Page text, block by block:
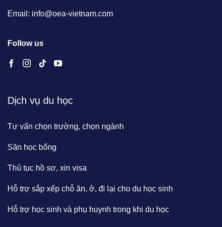
Email: info@oea-vietnam.com
Follow us
Dịch vụ du học
Tư vấn chọn trường, chọn ngành
Săn học bổng
Thủ tục hồ sơ, xin visa
Hỗ trợ sắp xếp chỗ ăn, ở, đi lại cho du học sinh
Hỗ trợ học sinh và phụ huynh trong khi du học